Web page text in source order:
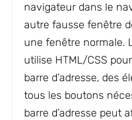
navigateur dans le
autre fausse fenêtre
une fenêtre normale.
utilise HTML/CSS
barre d’adresse, des
tous les boutons
barre d’adresse peut